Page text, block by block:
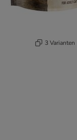
3 Varianten